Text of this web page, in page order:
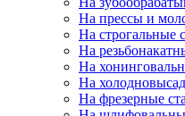
На прессы и
На строгальные
На
На
На
На фрезерные